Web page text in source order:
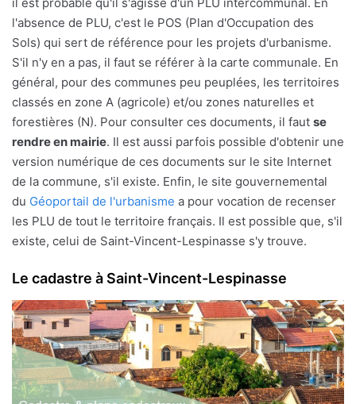
l'absence de PLU, c'est le POS (Plan d'Occupation des
Sols) qui sert de référence pour les projets d'urbanisme.
S'il n'y en a pas, il faut se référer à la carte communale. En
général, pour des communes peu peuplées, les territoires
classés en zone A (agricole) et/ou zones naturelles et
forestières (N). Pour consulter ces documents, il faut se
rendre en mairie. Il est aussi parfois possible d'obtenir une
version numérique de ces documents sur le site Internet
de la commune, s'il existe. Enfin, le site gouvernemental
du Géoportail de l'urbanisme a pour vocation de recenser
les PLU de tout le territoire français. Il est possible que, s'il
existe, celui de Saint-Vincent-Lespinasse s'y trouve.
Le cadastre à Saint-Vincent-Lespinasse